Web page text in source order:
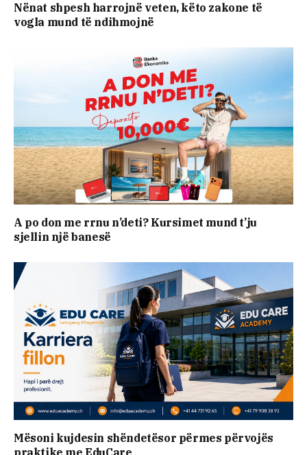
Nënat shpesh harrojnë veten, këto zakone të
vogla mund të ndihmojnë
A po don me rrnu n’deti? Kursimet mund t’ju
sjellin një banesë
Mësoni kujdesin shëndetësor përmes përvojës
praktike me EduCare